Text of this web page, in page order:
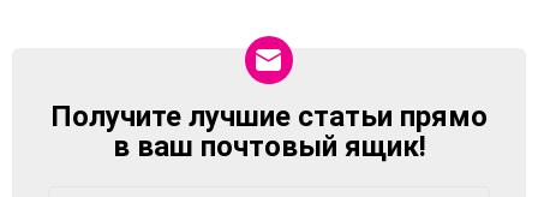
NEWSLETTER
Получите лучшие статьи прямо
в ваш почтовый ящик!